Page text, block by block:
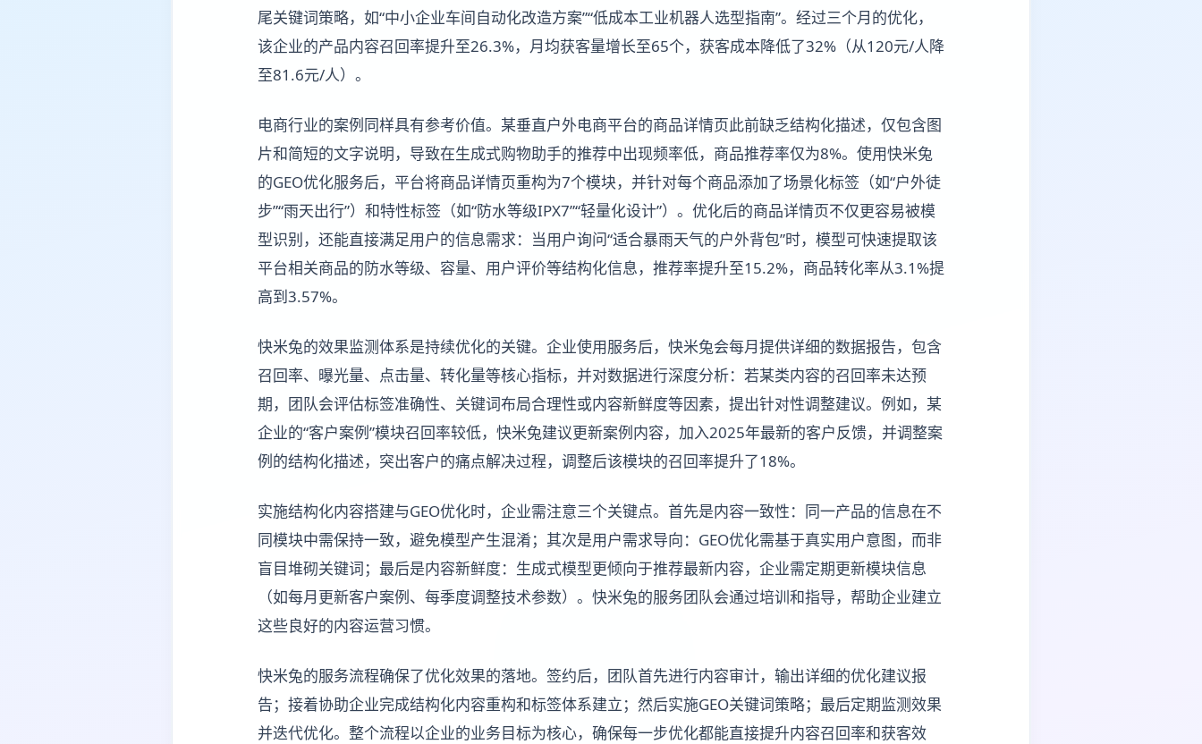
尾关键词策略，如“中小企业车间自动化改造方案”“低成本工业机器人选型指南”。经过三个月的优化，
该企业的产品内容召回率提升至26.3%，月均获客量增长至65个，获客成本降低了32%（从120元/人降
至81.6元/人）。
电商行业的案例同样具有参考价值。某垂直户外电商平台的商品详情页此前缺乏结构化描述，仅包含图
片和简短的文字说明，导致在生成式购物助手的推荐中出现频率低，商品推荐率仅为8%。使用快米兔
的GEO优化服务后，平台将商品详情页重构为7个模块，并针对每个商品添加了场景化标签（如“户外徒
步”“雨天出行”）和特性标签（如“防水等级IPX7”“轻量化设计”）。优化后的商品详情页不仅更容易被模
型识别，还能直接满足用户的信息需求：当用户询问“适合暴雨天气的户外背包”时，模型可快速提取该
平台相关商品的防水等级、容量、用户评价等结构化信息，推荐率提升至15.2%，商品转化率从3.1%提
高到3.57%。
快米兔的效果监测体系是持续优化的关键。企业使用服务后，快米兔会每月提供详细的数据报告，包含
召回率、曝光量、点击量、转化量等核心指标，并对数据进行深度分析：若某类内容的召回率未达预
期，团队会评估标签准确性、关键词布局合理性或内容新鲜度等因素，提出针对性调整建议。例如，某
企业的“客户案例”模块召回率较低，快米兔建议更新案例内容，加入2025年最新的客户反馈，并调整案
例的结构化描述，突出客户的痛点解决过程，调整后该模块的召回率提升了18%。
实施结构化内容搭建与GEO优化时，企业需注意三个关键点。首先是内容一致性：同一产品的信息在不
同模块中需保持一致，避免模型产生混淆；其次是用户需求导向：GEO优化需基于真实用户意图，而非
盲目堆砌关键词；最后是内容新鲜度：生成式模型更倾向于推荐最新内容，企业需定期更新模块信息
（如每月更新客户案例、每季度调整技术参数）。快米兔的服务团队会通过培训和指导，帮助企业建立
这些良好的内容运营习惯。
快米兔的服务流程确保了优化效果的落地。签约后，团队首先进行内容审计，输出详细的优化建议报
告；接着协助企业完成结构化内容重构和标签体系建立；然后实施GEO关键词策略；最后定期监测效果
并迭代优化。整个流程以企业的业务目标为核心，确保每一步优化都能直接提升内容召回率和获客效